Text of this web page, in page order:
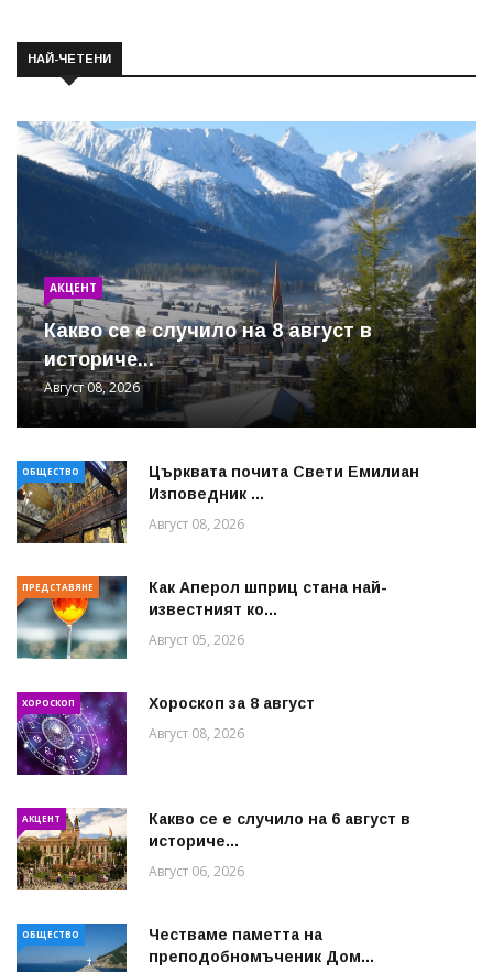
НАЙ-ЧЕТЕНИ
АКЦЕНТ
Какво се е случило на 8 август в
историче...
Август 08, 2026
ОБЩЕСТВО
Църквата почита Свeти Емилиан
Изповедник ...
Август 08, 2026
ПРЕДСТАВЯНЕ
Как Аперол шприц стана най-
известният ко...
Август 05, 2026
ХОРОСКОП Хороскоп за 8 август
Август 08, 2026
АКЦЕНТ
Какво се е случило на 6 август в
историче...
Август 06, 2026
ОБЩЕСТВО
Честваме паметта на
преподобномъченик Дом...